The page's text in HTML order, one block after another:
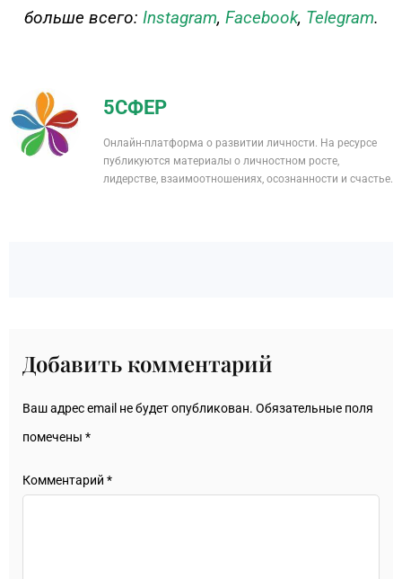
больше всего: Instagram, Facebook, Telegram.
5СФЕР
Онлайн-платформа о развитии личности. На ресурсе
публикуются материалы о личностном росте,
лидерстве, взаимоотношениях, осознанности и счастье.
Добавить комментарий
Ваш адрес email не будет опубликован. Обязательные поля
помечены *
Комментарий *